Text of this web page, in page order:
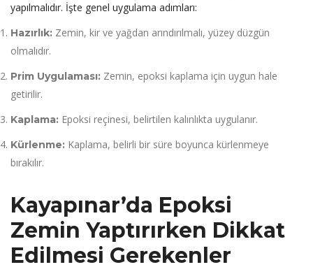
yapılmalıdır. İşte genel uygulama adımları:
Hazırlık: Zemin, kir ve yağdan arındırılmalı, yüzey düzgün
olmalıdır.
Prim Uygulaması: Zemin, epoksi kaplama için uygun hale
getirilir.
Kaplama: Epoksi reçinesi, belirtilen kalınlıkta uygulanır.
Kürlenme: Kaplama, belirli bir süre boyunca kürlenmeye
bırakılır.
Kayapınar’da Epoksi
Zemin Yaptırırken Dikkat
Edilmesi Gerekenler